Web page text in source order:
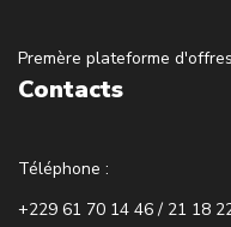
Premère plateforme
Contacts
Téléphone :
+229 61 70 14 46 / 21 18